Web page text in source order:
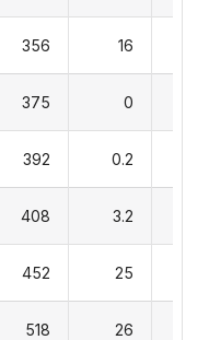
356 16
375 0
392 0.2
408 3.2
452 25
518 26